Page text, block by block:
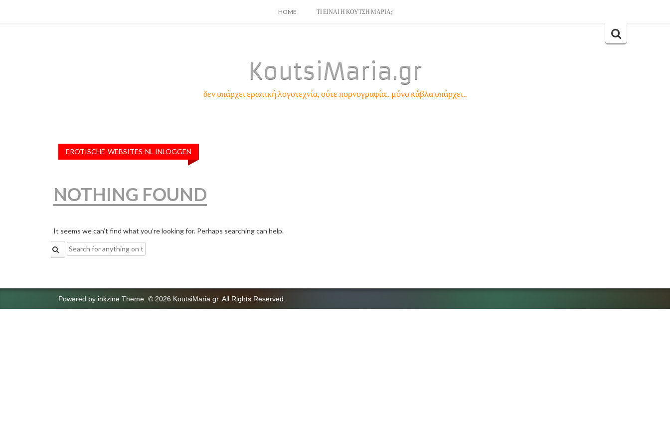
SKIP
HOME ΤΙ ΕΙΝΑΙ Η ΚΟΥΤΣΗ ΜΑΡΙΑ;
Search
KoutsiMaria.gr
δεν υπάρχει ερωτική λογοτεχνία, ούτε πορνογραφία.. μόνο κάβλα υπάρχει..
EROTISCHE-WEBSITES-NL INLOGGEN
NOTHING FOUND
It seems we can’t find what you’re looking for. Perhaps searching can help.
Search
for:
Powered by inkzine Theme © 2026 KoutsiMaria.gr. All Rights Reserved.